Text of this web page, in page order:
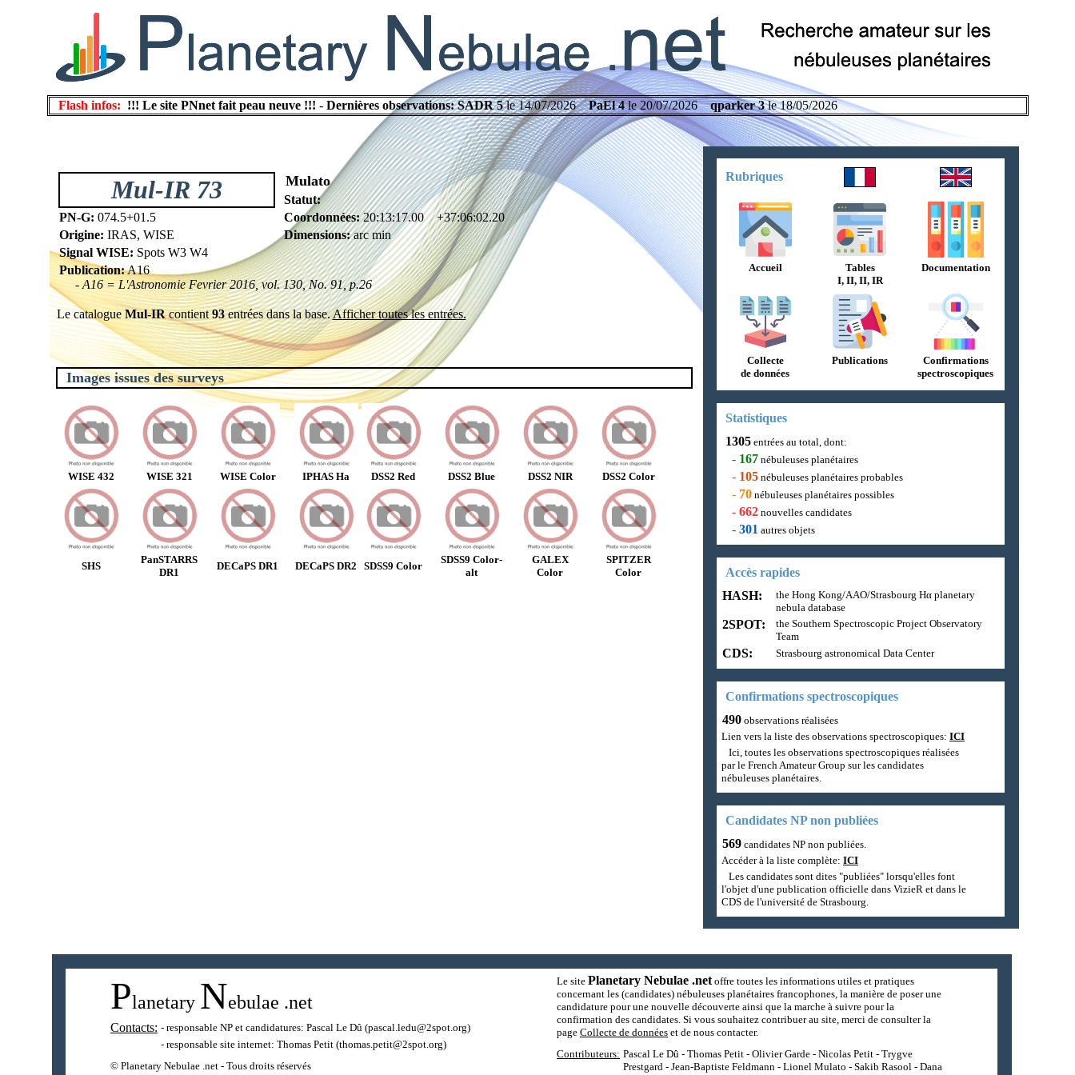
Flash infos: !!! Le site PNnet fait peau neuve !!! - Dernières observations: SADR 5le 14/07/2026PaEl 4le 20/07/2026qparker 3le 18/05/2026
Mul-IR 73 Mulato
Statut:
PN-G: 074.5+01.5 Coordonnées:20:13:17.00 +37:06:02.20
Origine: IRAS, WISE Dimensions:arc min
Signal WISE: Spots W3 W4
Publication:A16
- A16 = L'Astronomie Fevrier 2016, vol. 130, No. 91, p.26
Le catalogueMul-IRcontient93entrées dans la base.Afficher toutes les entrées.
Images issues des surveys
WISE 432 WISE 321 WISE Color IPHAS Ha DSS2 Red DSS2 Blue DSS2 NIR DSS2 Color
SHS
PanSTARRS
DR1
DECaPS DR1 DECaPS DR2 SDSS9 Color
SDSS9 Color-
alt
GALEX
Color
SPITZER
Color
Rubriques
Accueil
Tables
I, II, II, IR
Documentation
Collecte
de données
Publications
Confirmations
spectroscopiques
Statistiques
1305 entrées au total, dont:
- 167 nébuleuses planétaires
- 105 nébuleuses planétaires probables
- 70 nébuleuses planétaires possibles
- 662 nouvelles candidates
- 301 autres objets
Accès rapides
HASH:
the Hong Kong/AAO/Strasbourg Hα planetary
nebula database
2SPOT:
the Southern Spectroscopic Project Observatory
Team
CDS: Strasbourg astronomical Data Center
Confirmations spectroscopiques
490 observations réalisées
Lien vers la liste des observations spectroscopiques: ICI
Ici, toutes les observations spectroscopiques réalisées
par le French Amateur Group sur les candidates
nébuleuses planétaires.
Candidates NP non publiées
569 candidates NP non publiées.
Accéder à la liste complète: ICI
Les candidates sont dites "publiées" lorsqu'elles font
l'objet d'une publication officielle dans VizieR et dans le
CDS de l'université de Strasbourg.
Planetary Nebulae .net
Contacts: - responsable NP et candidatures: Pascal Le Dû (pascal.ledu@2spot.org)
- responsable site internet: Thomas Petit (thomas.petit@2spot.org)
© Planetary Nebulae .net - Tous droits réservés
Le site Planetary Nebulae .netoffre toutes les informations utiles et pratiques
concernant les (candidates) nébuleuses planétaires francophones, la manière de poser une
candidature pour une nouvelle découverte ainsi que la marche à suivre pour la
confirmation des candidates. Si vous souhaitez contribuer au site, merci de consulter la
page Collecte de données et de nous contacter.
Contributeurs: Pascal Le Dû - Thomas Petit - Olivier Garde - Nicolas Petit - Trygve
Prestgard - Jean-Baptiste Feldmann - Lionel Mulato - Sakib Rasool - Dana